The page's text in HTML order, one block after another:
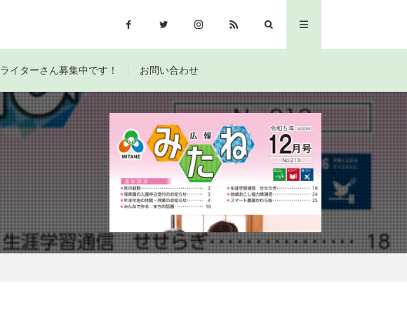
ライターさん募集中です！ お問い合わせ